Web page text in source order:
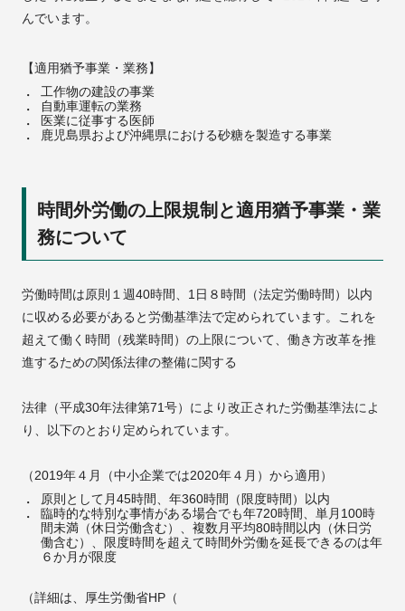
んでいます。
【適用猶予事業・業務】
工作物の建設の事業
自動車運転の業務
医業に従事する医師
鹿児島県および沖縄県における砂糖を製造する事業
時間外労働の上限規制と適用猶予事業・業
務について
労働時間は原則１週40時間、1日８時間（法定労働時間）以内
に収める必要があると労働基準法で定められています。これを
超えて働く時間（残業時間）の上限について、働き方改革を推
進するための関係法律の整備に関する
法律（平成30年法律第71号）により改正された労働基準法によ
り、以下のとおり定められています。
（2019年４月（中小企業では2020年４月）から適用）
原則として月45時間、年360時間（限度時間）以内
臨時的な特別な事情がある場合でも年720時間、単月100時
間未満（休日労働含む）、複数月平均80時間以内（休日労
働含む）、限度時間を超えて時間外労働を延長できるのは年
６か月が限度
（詳細は、厚生労働省HP（